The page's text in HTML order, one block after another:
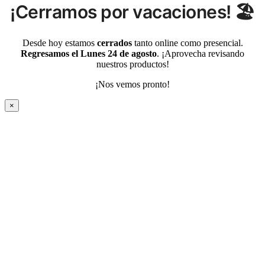
¡Cerramos por vacaciones! 🏖️
Desde hoy estamos cerradostanto online como presencial.
Regresamos el Lunes 24 de agosto. ¡Aprovecha revisando
nuestros productos!
¡Nos vemos pronto!
×